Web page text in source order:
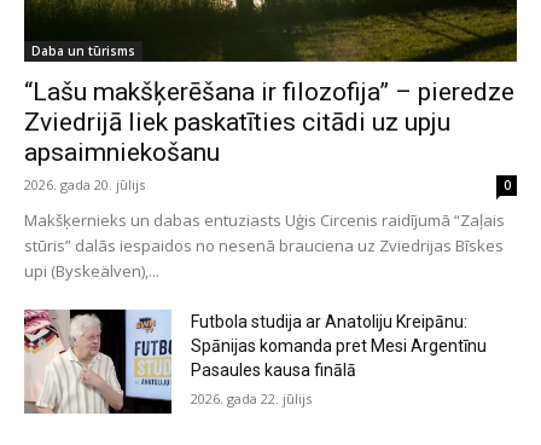
Daba un tūrisms
“Lašu makšķerēšana ir filozofija” – pieredze
Zviedrijā liek paskatīties citādi uz upju
apsaimniekošanu
2026. gada 20. jūlijs 0
Makšķernieks un dabas entuziasts Uģis Circenis raidījumā “Zaļais
stūris” dalās iespaidos no nesenā brauciena uz Zviedrijas Bīskes
upi (Byskeälven),...
Futbola studija ar Anatoliju Kreipānu:
Spānijas komanda pret Mesi Argentīnu
Pasaules kausa finālā
2026. gada 22. jūlijs